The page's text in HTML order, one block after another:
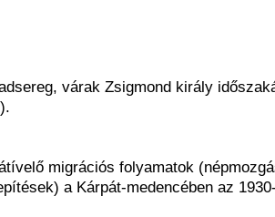
várak Zsigmond király
migrációs folyamatok
a Kárpát-medencében az